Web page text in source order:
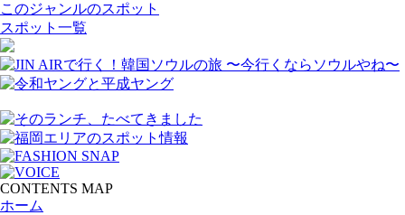
このジャンルのスポット
スポット一覧
CONTENTS MAP
ホーム